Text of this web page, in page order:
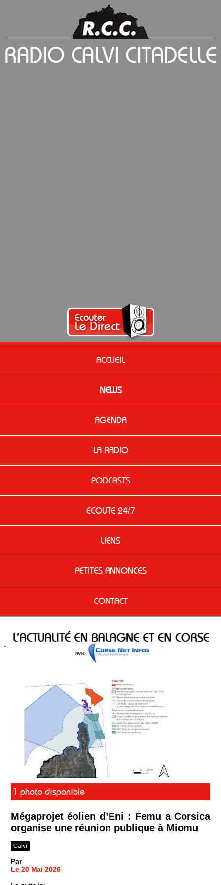
ACCUEIL
NEWS
AGENDA
LA RADIO
PODCASTS
ECOUTE 24/7
LIENS
PETITES ANNONCES
CONTACT
1 photo disponible
Mégaprojet éolien d’Eni : Femu a Corsica
organise une réunion publique à Miomu
Calvi
Par
Le 20 Mai 2026